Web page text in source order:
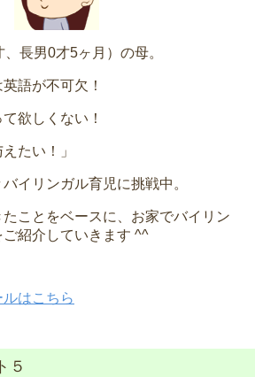
長男0才5ヶ月）の母。
語が不可欠！
欲しくない！
たい！」
イリンガル育児に挑戦中。
ことをベースに、お家でバイリン
紹介していきます ^^
はこちら
５